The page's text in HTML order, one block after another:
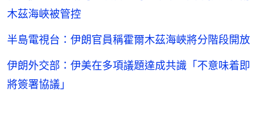
木茲海峽被管控
半島電視台：伊朗官員稱霍爾木茲海峽將分階段開放
伊朗外交部：伊美在多項議題達成共識「不意味着即
將簽署協議」